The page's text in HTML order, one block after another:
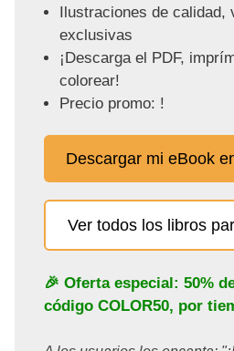
Ilustraciones de calidad,
exclusivas
¡Descarga el PDF,
colorear!
Precio promo: !
Descargar mi eBook
Ver todos los libros
🎉 Oferta especial: 50%
código COLOR50, por